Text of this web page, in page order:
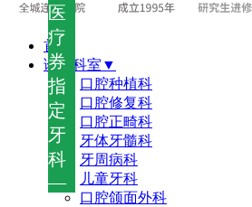
医
疗
券
指
定
牙
科
—
首页
诊疗科室▼
口腔种植科
口腔修复科
口腔正畸科
牙体牙髓科
牙周病科
儿童牙科
口腔颌面外科